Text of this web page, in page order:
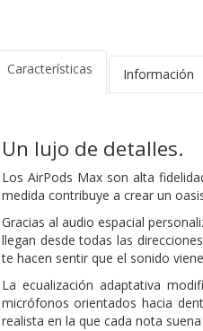
Características Información
Un lujo de detalles.
Los AirPods Max son alta
medida contribuye a crear un
Gracias al audio espacial
llegan desde todas las
te hacen sentir que el sonido
La ecualización adaptativa
micrófonos orientados hacia
realista en la que cada nota